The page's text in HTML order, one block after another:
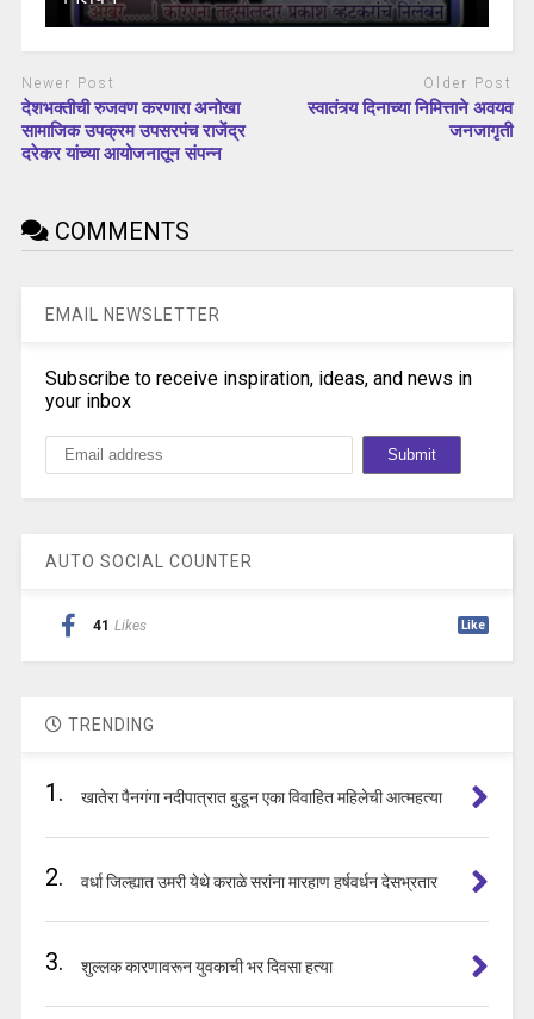
Newer Post
देशभक्तीची रुजवण करणारा अनोखा
सामाजिक उपक्रम उपसरपंच राजेंद्र
दरेकर यांच्या आयोजनातून संपन्न
Older Post
स्वातंत्र्य दिनाच्या निमित्ताने अवयव
जनजागृती
COMMENTS
EMAIL NEWSLETTER
Subscribe to receive inspiration, ideas, and news in
your inbox
AUTO SOCIAL COUNTER
41 Likes Like
TRENDING
1. खातेरा पैनगंगा नदीपात्रात बुडून एका विवाहित महिलेची आत्महत्या
2. वर्धा जिल्ह्यात उमरी येथे कराळे सरांना मारहाण हर्षवर्धन देसभ्रतार
3. शुल्लक कारणावरून युवकाची भर दिवसा हत्या